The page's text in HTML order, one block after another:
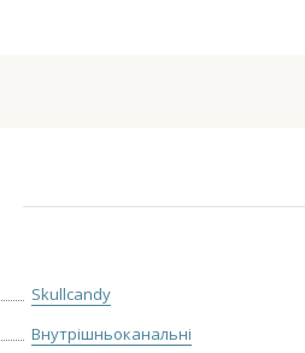
Skullcandy
Внутрішньоканальні